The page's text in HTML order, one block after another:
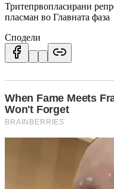
Тритепрвопласирани
пласман во Главната фаза
Сподели